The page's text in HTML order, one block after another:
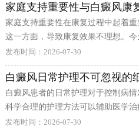
情绪状态直接影响免疫系统的运作。
养，规律的作息时间、均衡的饮食
不可或缺的基础。此外还要有足够
个循序渐进的过程，急于求成只会
告诉我们，只要持之以恒地坚持科
效果。 当然，每个人的体质和具体
方法也需要因人而异、因时制宜。
专业指导下制定个性化的护理方案
的方法。同时要特别注意避开一些
家庭支持重要性与白癜风康
家庭支持重要性在康复过程中起着
这一方面，导致康复效果不理想。
重要性的相关内容，帮助大家更好
重要性方面，需要注意以下几点重
态，积极面对病情，不要因为外在
常生活的细节，避免不良习惯对身
心，康复是一个循序渐进的过程，
能看到积极的效果。 举个真实的例
发布时间：2026-07-30
白癜风日常护理不可忽视的
白癜风患者的日常护理对于控制病
科学合理的护理方法可以辅助医学
整体生活质量。良好的护理习惯需
发布时间：2026-07-30